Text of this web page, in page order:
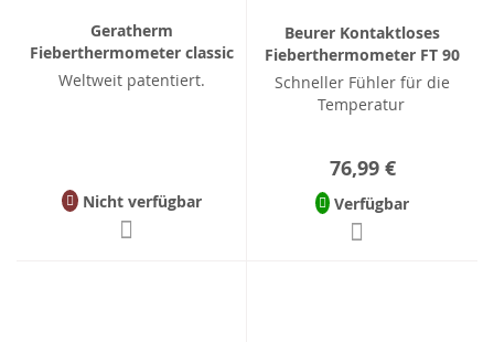
Geratherm
Fieberthermometer classic
Weltweit patentiert.
Nicht verfügbar
Beurer Kontaktloses
Fieberthermometer FT 90
Schneller Fühler für die
Temperatur
76,99 €
Verfügbar